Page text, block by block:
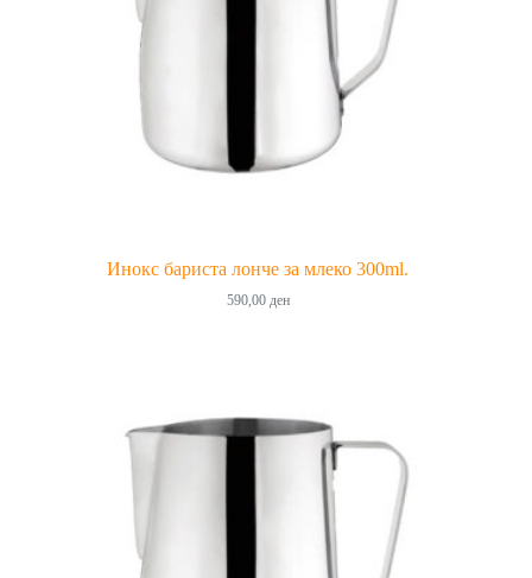
Инокс бариста лонче за млеко 300ml.
590,00 ден